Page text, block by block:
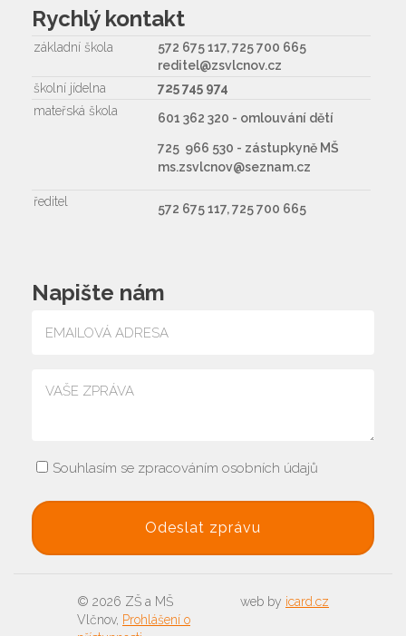
Rychlý kontakt
základní škola
572 675 117, 725 700 665
reditel@zsvlcnov.cz
školní jídelna
725 745 974
mateřská škola
601 362 320 - omlouvání dětí
725 966 530 - zástupkyně MŠ
ms.zsvlcnov@seznam.cz
ředitel 572 675 117, 725 700 665
Napište nám
Souhlasím se zpracováním osobních údajů
© 2026 ZŠ a MŠ
Vlčnov, Prohlášení o
web by icard.cz